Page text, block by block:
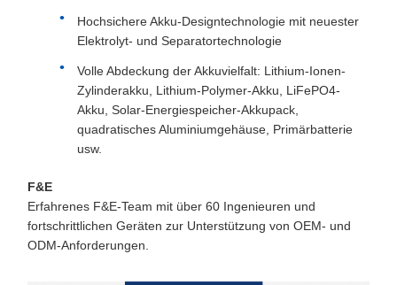
Hochsichere Akku-Designtechnologie mit neuester
Elektrolyt- und Separatortechnologie
Volle Abdeckung der Akkuvielfalt: Lithium-Ionen-
Zylinderakku, Lithium-Polymer-Akku, LiFePO4-
Akku, Solar-Energiespeicher-Akkupack,
quadratisches Aluminiumgehäuse, Primärbatterie
usw.
F&E
Erfahrenes F&E-Team mit über 60 Ingenieuren und
fortschrittlichen Geräten zur Unterstützung von OEM- und
ODM-Anforderungen.